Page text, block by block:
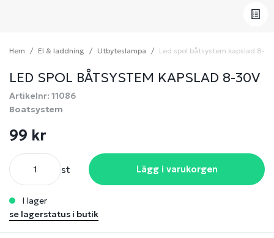
Hem El & laddning Utbyteslampa Led spol båtsystem kapslad 8-
LED SPOL BÅTSYSTEM KAPSLAD 8-30V
Artikelnr: 11086
Boatsystem
99 kr
st Lägg i varukorgen
i lager
se lagerstatus i butik